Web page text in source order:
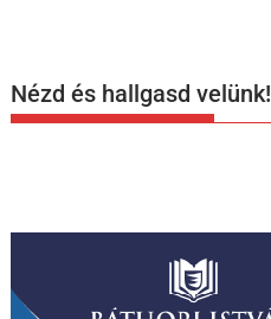
Nézd és hallgasd velünk!